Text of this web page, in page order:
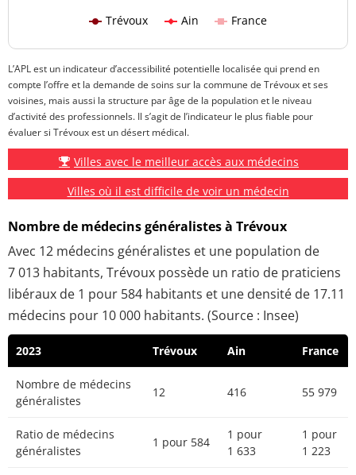
Trévoux Ain France
L’APL est un indicateur d’accessibilité potentielle localisée qui prend en
compte l’offre et la demande de soins sur la commune de Trévoux et ses
voisines, mais aussi la structure par âge de la population et le niveau
d’activité des professionnels. Il s’agit de l’indicateur le plus fiable pour
évaluer si Trévoux est un désert médical.
Villes avec le meilleur accès aux médecins
Villes où il est difficile de voir un médecin
Nombre de médecins généralistes à Trévoux
Avec 12 médecins généralistes et une population de
7 013 habitants, Trévoux possède un ratio de praticiens
libéraux de 1 pour 584 habitants et une densité de 17.11
médecins pour 10 000 habitants. (Source : Insee)
2023 Trévoux Ain France
Nombre de médecins
généralistes
12 416 55 979
Ratio de médecins
généralistes
1 pour 584
1 pour
1 633
1 pour
1 223